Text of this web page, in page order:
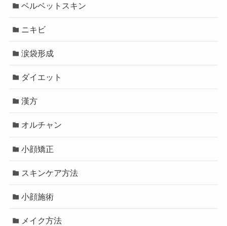
ベルベットスキン
ニキビ
涙袋形成
ダイエット
漢方
オルチャン
小顔矯正
スキンケア方法
小顔施術
メイク方法